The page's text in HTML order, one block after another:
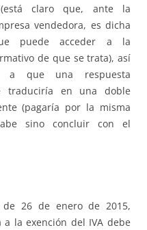
claro que, ante la
vendedora, es dicha
puede acceder a la
de que se trata), así
a que una respuesta
traduciría en una doble
(pagaría por la misma
sino concluir con el
de 26 de enero de 2015,
a la exención del IVA debe